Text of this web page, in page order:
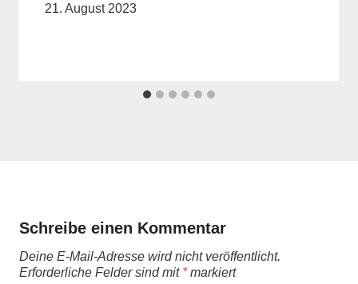
21. August 2023
Schreibe einen Kommentar
Deine E-Mail-Adresse wird nicht veröffentlicht.
Erforderliche Felder sind mit *markiert